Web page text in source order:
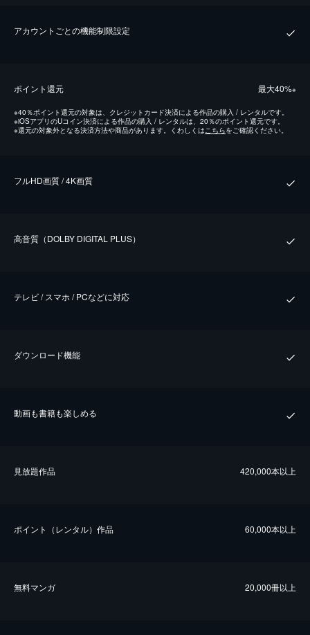
アカウントごとの機能制限設定
ポイント還元 最⼤40%※
※40％ポイント還元の対象は、クレジットカード決済による作品の購入 / レンタルです。
※iOSアプリのUコイン決済による作品の購入 / レンタルは、20％のポイント還元です。
※還元の対象外となる決済方法や商品があります。くわしくは こちらをご確認ください。
フルHD画質 / 4K画質
⾼⾳質（DOLBY DIGITAL PLUS）
テレビ / スマホ / PCなどに対応
ダウンロード機能
動画も書籍も楽しめる
⾒放題作品 420,000本以上
ポイント（レンタル）作品 60,000本以上
無料マンガ 20,000冊以上